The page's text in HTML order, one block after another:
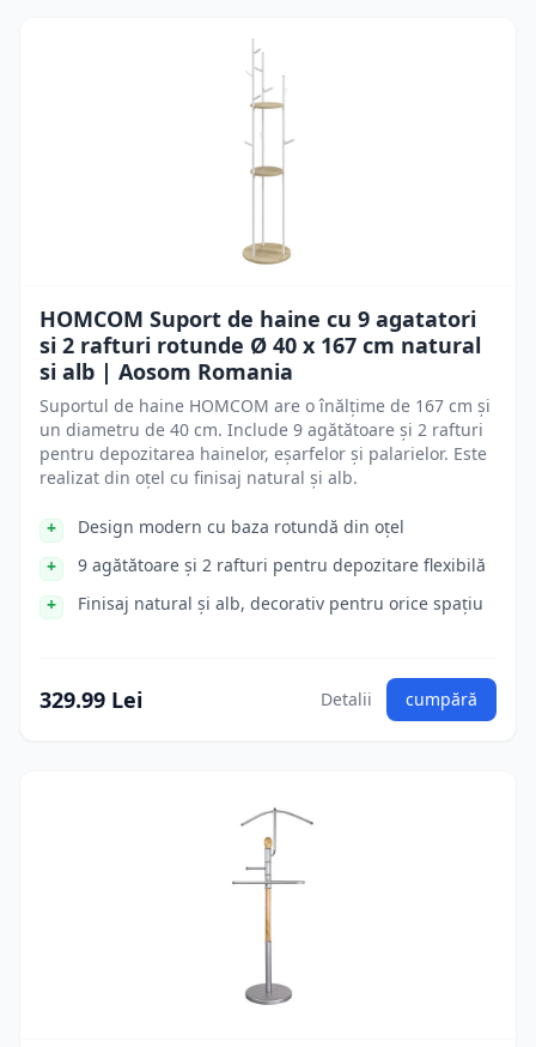
HOMCOM Suport de haine cu 9 agatatori
si 2 rafturi rotunde Ø 40 x 167 cm natural
si alb | Aosom Romania
Suportul de haine HOMCOM are o înălțime de 167 cm și
un diametru de 40 cm. Include 9 agătătoare și 2 rafturi
pentru depozitarea hainelor, eșarfelor și palarielor. Este
realizat din oțel cu finisaj natural și alb.
Design modern cu baza rotundă din oțel
9 agătătoare și 2 rafturi pentru depozitare flexibilă
Finisaj natural și alb, decorativ pentru orice spațiu
329.99 Lei Detalii cumpără